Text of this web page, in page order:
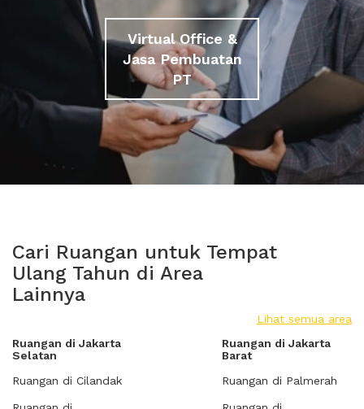
Virtual Office &
Jasa Pembuatan
PT
Cari Ruangan untuk Tempat
Ulang Tahun di Area
Lainnya
Lihat semua area
Ruangan di Jakarta
Selatan
Ruangan di Cilandak
Ruangan di Jakarta
Barat
Ruangan di Palmerah